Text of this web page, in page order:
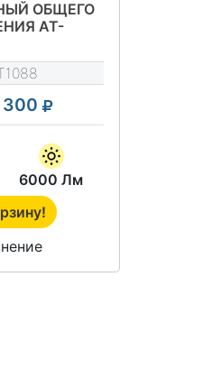
ОБЩЕГО
АТ-
СЕРИЯ АТ-
42
300
6000 Лм